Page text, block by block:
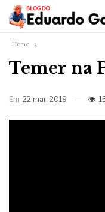
Home
Temer na
Em 22 mar, 2019